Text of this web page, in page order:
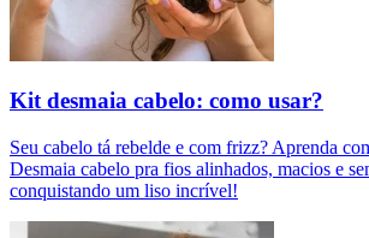
Kit desmaia cabelo: como usar?
Seu cabelo tá rebelde e com frizz? Aprenda
Desmaia cabelo pra fios alinhados, macios e
conquistando um liso incrível!